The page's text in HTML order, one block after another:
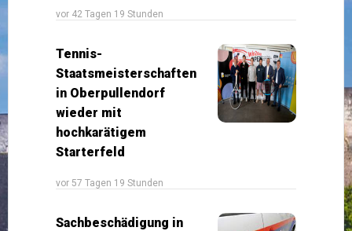
vor 42 Tagen 19 Stunden
Tennis-
Staatsmeisterschaften
in Oberpullendorf
wieder mit
hochkarätigem
Starterfeld
vor 57 Tagen 19 Stunden
Sachbeschädigung in